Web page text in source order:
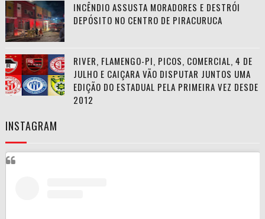
INCÊNDIO ASSUSTA MORADORES E DESTRÓI
DEPÓSITO NO CENTRO DE PIRACURUCA
RIVER, FLAMENGO-PI, PICOS, COMERCIAL, 4 DE
JULHO E CAIÇARA VÃO DISPUTAR JUNTOS UMA
EDIÇÃO DO ESTADUAL PELA PRIMEIRA VEZ DESDE
2012
INSTAGRAM